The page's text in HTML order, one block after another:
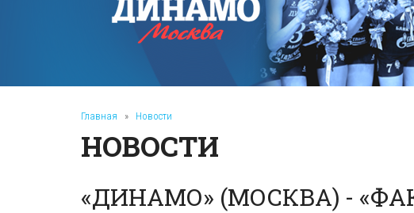
Главная » Новости
НОВОСТИ
«ДИНАМО» (МОСКВА) -